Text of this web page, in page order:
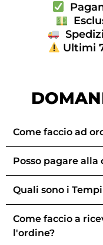
Ultimi
Come faccio ad
Posso pagare alla
Quali sono i
Come faccio a
l'ordine?